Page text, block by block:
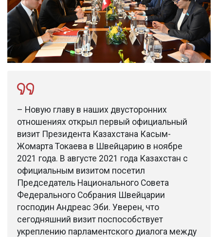
– Новую главу в наших двусторонних
отношениях открыл первый официальный
визит Президента Казахстана Касым-
Жомарта Токаева в Швейцарию в ноябре
2021 года. В августе 2021 года Казахстан с
официальным визитом посетил
Председатель Национального Совета
Федерального Собрания Швейцарии
господин Андреас Эби. Уверен, что
сегодняшний визит поспособствует
укреплению парламентского диалога между